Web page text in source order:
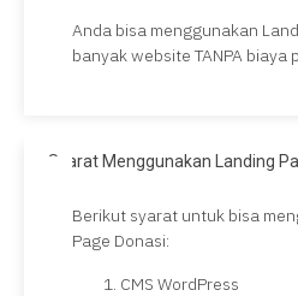
Anda bisa menggunakan
banyak website TANPA biaya
Syarat Menggunakan Landing
Berikut syarat untuk bisa
Page Donasi:
CMS WordPress